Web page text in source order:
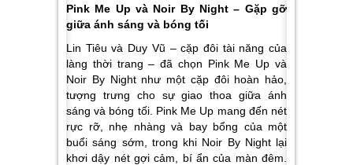
Pink Me Up và Noir By Night – Gặp gỡ
giữa ánh sáng và bóng tối
Lin Tiêu và Duy Vũ – cặp đôi tài năng của
làng thời trang – đã chọn Pink Me Up và
Noir By Night như một cặp đôi hoàn hảo,
tượng trưng cho sự giao thoa giữa ánh
sáng và bóng tối. Pink Me Up mang đến nét
rực rỡ, nhẹ nhàng và bay bổng của một
buổi sáng sớm, trong khi Noir By Night lại
khơi dậy nét gợi cảm, bí ẩn của màn đêm.